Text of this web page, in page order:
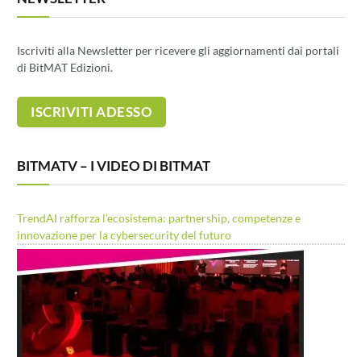
Iscriviti alla Newsletter per ricevere gli aggiornamenti dai portali
di BitMAT Edizioni.
BITMATV – I VIDEO DI BITMAT
TrendAI rafforza l’ecosistema: partnership, competenze e
innovazione per la cybersecurity del futuro